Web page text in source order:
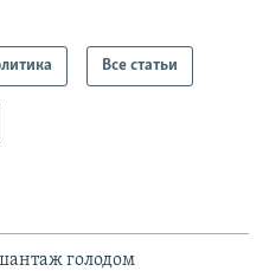
Все статьи
голодом